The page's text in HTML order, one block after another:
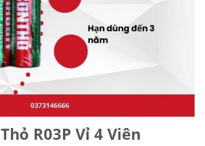
R03P Vỉ 4 Viên